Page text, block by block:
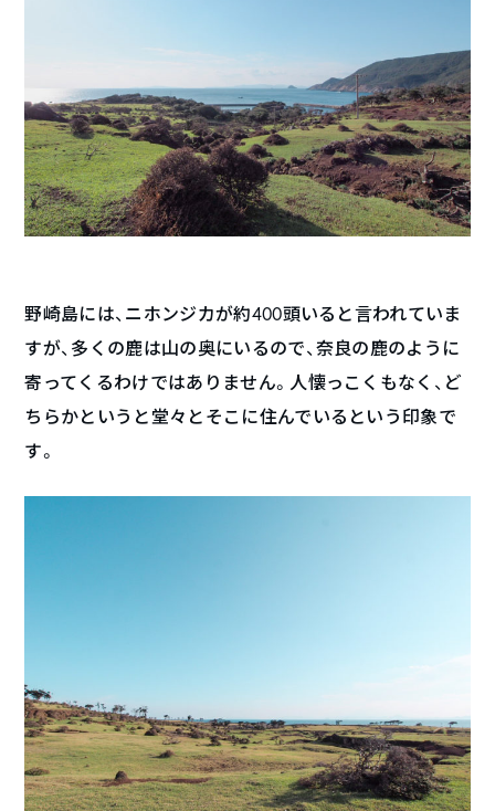
野崎島には、ニホンジカが約400頭いると言われていま
すが、多くの鹿は山の奥にいるので、奈良の鹿のように
寄ってくるわけではありません。人懐っこくもなく、ど
ちらかというと堂々とそこに住んでいるという印象で
す。